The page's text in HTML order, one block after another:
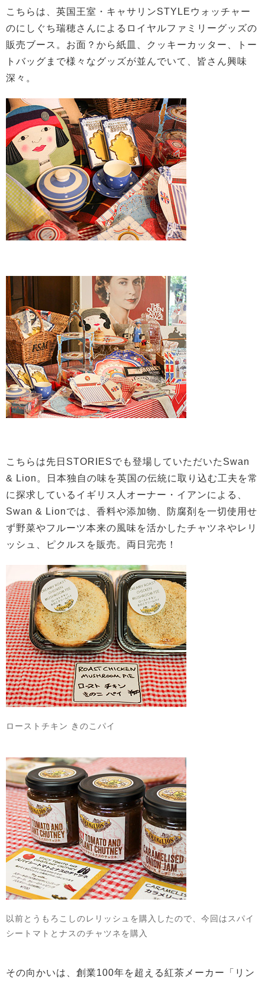
こちらは、英国王室・キャサリンSTYLEウォッチャー
のにしぐち瑞穂さんによるロイヤルファミリーグッズの
販売ブース。お面？から紙皿、クッキーカッター、トー
トバッグまで様々なグッズが並んでいて、皆さん興味
深々。
こちらは先日STORIESでも登場していただいたSwan
& Lion。日本独自の味を英国の伝統に取り込む工夫を常
に探求しているイギリス人オーナー・イアンによる、
Swan & Lionでは、香料や添加物、防腐剤を一切使用せ
ず野菜やフルーツ本来の風味を活かしたチャツネやレリ
ッシュ、ピクルスを販売。両日完売！
ローストチキン きのこパイ
以前とうもろこしのレリッシュを購入したので、今回はスパイ
シートマトとナスのチャツネを購入
その向かいは、創業100年を超える紅茶メーカー「リン